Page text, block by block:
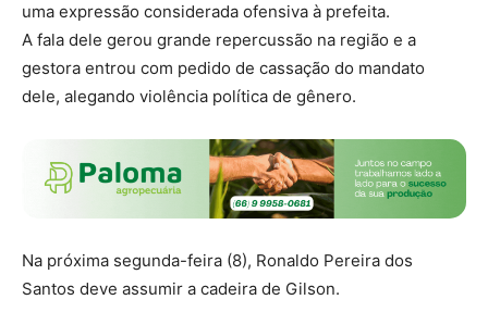
uma expressão considerada ofensiva à prefeita.
A fala dele gerou grande repercussão na região e a
gestora entrou com pedido de cassação do mandato
dele, alegando violência política de gênero.
Na próxima segunda-feira (8), Ronaldo Pereira dos
Santos deve assumir a cadeira de Gilson.